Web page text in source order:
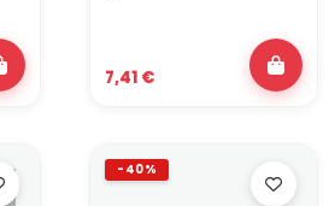
7,41 €
-40%